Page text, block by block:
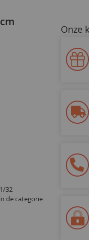
32
de categorie
Onze